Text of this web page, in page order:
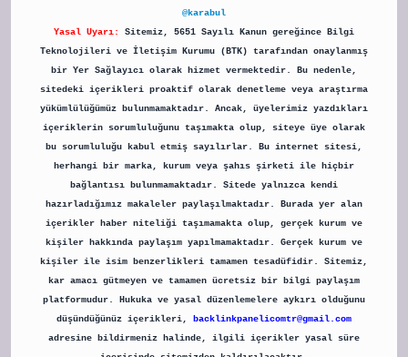
@karabul
Yasal Uyarı:
Sitemiz, 5651 Sayılı Kanun gereğince Bilgi
Teknolojileri ve İletişim Kurumu (BTK) tarafından onaylanmış
bir Yer Sağlayıcı olarak hizmet vermektedir. Bu nedenle,
sitedeki içerikleri proaktif olarak denetleme veya araştırma
yükümlülüğümüz bulunmamaktadır. Ancak, üyelerimiz yazdıkları
içeriklerin sorumluluğunu taşımakta olup, siteye üye olarak
bu sorumluluğu kabul etmiş sayılırlar. Bu internet sitesi,
herhangi bir marka, kurum veya şahıs şirketi ile hiçbir
bağlantısı bulunmamaktadır. Sitede yalnızca kendi
hazırladığımız makaleler paylaşılmaktadır. Burada yer alan
içerikler haber niteliği taşımamakta olup, gerçek kurum ve
kişiler hakkında paylaşım yapılmamaktadır. Gerçek kurum ve
kişiler ile isim benzerlikleri tamamen tesadüfidir. Sitemiz,
kar amacı gütmeyen ve tamamen ücretsiz bir bilgi paylaşım
platformudur. Hukuka ve yasal düzenlemelere aykırı olduğunu
düşündüğünüz içerikleri,
backlinkpanelicomtr@gmail.com
adresine bildirmeniz halinde, ilgili içerikler yasal süre